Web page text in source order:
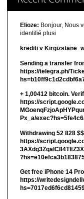
Elioze: Bonjour, Nous
identifié plusi
krediti v
Sending a transfer
https://telegra.ph/
+ 1,00412 bitсоin.
https://
Px_a/
Withdrawing 52 828
https://
Get free iPhone 14
https://